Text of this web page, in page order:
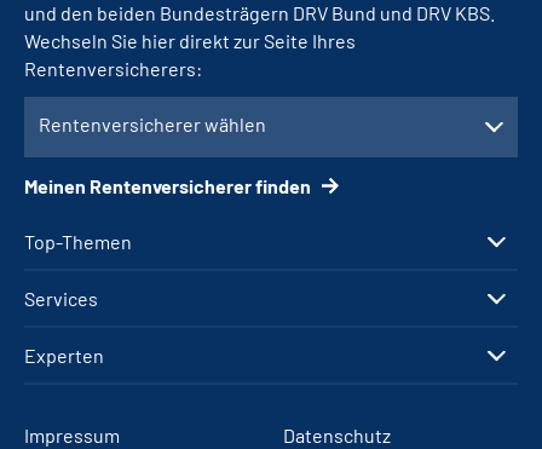
Top-Themen
Services
Experten
und den beiden Bundesträgern DRV Bund und DRV KBS.
Wechseln Sie hier direkt zur Seite Ihres
Rentenversicherers:
Rentenversicherer wählen
Meinen Rentenversicherer finden
Impressum Datenschutz